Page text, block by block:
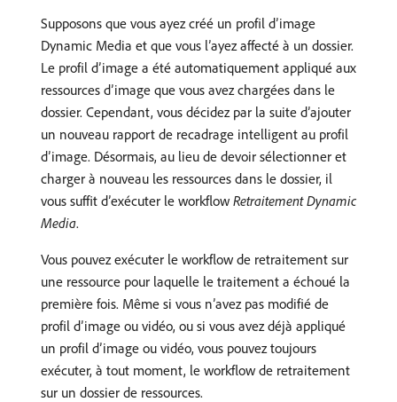
Supposons que vous ayez créé un profil d’image
Dynamic Media et que vous l’ayez affecté à un dossier.
Le profil d’image a été automatiquement appliqué aux
ressources d’image que vous avez chargées dans le
dossier. Cependant, vous décidez par la suite d’ajouter
un nouveau rapport de recadrage intelligent au profil
d’image. Désormais, au lieu de devoir sélectionner et
charger à nouveau les ressources dans le dossier, il
vous suffit d’exécuter le workflow Retraitement Dynamic
Media.
Vous pouvez exécuter le workflow de retraitement sur
une ressource pour laquelle le traitement a échoué la
première fois. Même si vous n’avez pas modifié de
profil d’image ou vidéo, ou si vous avez déjà appliqué
un profil d’image ou vidéo, vous pouvez toujours
exécuter, à tout moment, le workflow de retraitement
sur un dossier de ressources.